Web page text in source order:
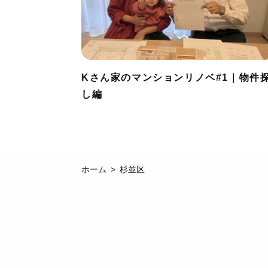
Kさん家のマンションリノベ#1｜物件
し編
ホーム 杉並区